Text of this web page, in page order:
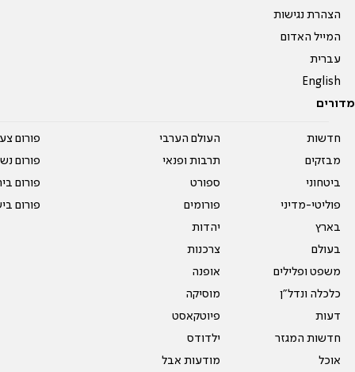
הצהרת נגישות
המייל האדום
עברית
English
מדורים
חדשות
מבזקים
ביטחוני
פוליטי-מדיני
בארץ
בעולם
משפט ופלילים
כלכלה ונדל"ן
דעות
חדשות המגזר
אוכל
העולם הערבי
תרבות ופנאי
ספורט
פורומים
יהדות
צרכנות
אופנה
מוסיקה
פיוטקאסט
ילדודס
מודעות אבל
פורום
פורום
פורום
פורום